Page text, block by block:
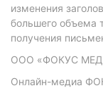
изменения
большего объема
получения
ООО «ФОКУС
Онлайн-медиа